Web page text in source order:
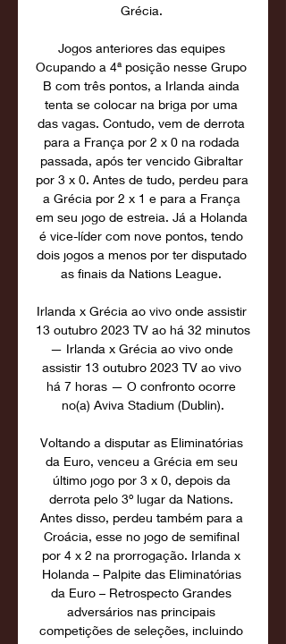
Grécia.
Jogos anteriores das equipes
Ocupando a 4ª posição nesse Grupo
B com três pontos, a Irlanda ainda
tenta se colocar na briga por uma
das vagas. Contudo, vem de derrota
para a França por 2 x 0 na rodada
passada, após ter vencido Gibraltar
por 3 x 0. Antes de tudo, perdeu para
a Grécia por 2 x 1 e para a França
em seu jogo de estreia. Já a Holanda
é vice-líder com nove pontos, tendo
dois jogos a menos por ter disputado
as finais da Nations League.
Irlanda x Grécia ao vivo onde assistir
13 outubro 2023 TV ao há 32 minutos
— Irlanda x Grécia ao vivo onde
assistir 13 outubro 2023 TV ao vivo
há 7 horas — O confronto ocorre
no(a) Aviva Stadium (Dublin).
Voltando a disputar as Eliminatórias
da Euro, venceu a Grécia em seu
último jogo por 3 x 0, depois da
derrota pelo 3º lugar da Nations.
Antes disso, perdeu também para a
Croácia, esse no jogo de semifinal
por 4 x 2 na prorrogação. Irlanda x
Holanda – Palpite das Eliminatórias
da Euro – Retrospecto Grandes
adversários nas principais
competições de seleções, incluindo